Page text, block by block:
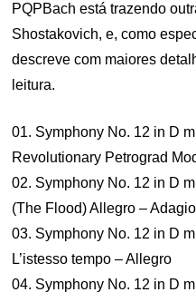
PQPBach está trazendo
Shostakovich, e, como
descreve com maiores
leitura.
01. Symphony No. 12 in D
Revolutionary Petrograd
02. Symphony No. 12 in D
(The Flood) Allegro – Adagio
03. Symphony No. 12 in D
L’istesso tempo – Allegro
04. Symphony No. 12 in D